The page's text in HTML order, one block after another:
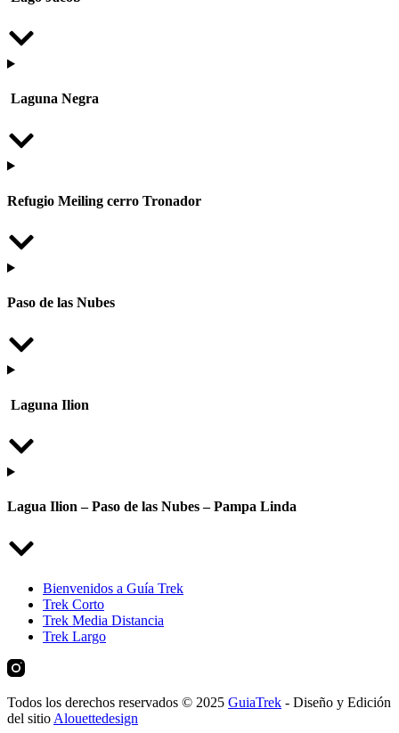
Laguna Negra
Refugio Meiling cerro Tronador
Paso de las Nubes
Laguna Ilion
Lagua Ilion – Paso de las Nubes – Pampa Linda
Bienvenidos a Guía Trek
Trek Corto
Trek Media Distancia
Trek Largo
Todos los derechos reservados © 2025 GuiaTrek - Diseño y Edición
del sitio Alouettedesign